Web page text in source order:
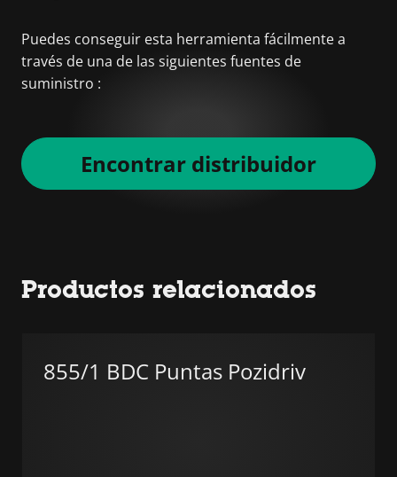
Puedes conseguir esta herramienta fácilmente a
través de una de las siguientes fuentes de
suministro :
Encontrar distribuidor
Productos relacionados
855/1 BDC Puntas Pozidriv